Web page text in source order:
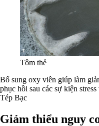
Tôm thẻ
Bổ sung oxy viên giúp làm
phục hồi sau các sự kiện
Tép Bạc
Giảm thiểu nguy